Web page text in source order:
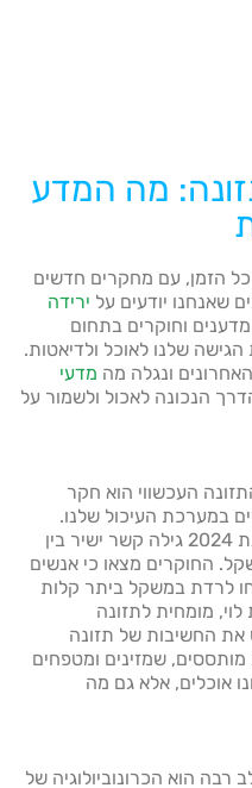
מה המדע
הזמן, עם מחקרים חדשים
שאנחנו יודעים על ירידה
וחוקרים בתחום
שלנו לאוכל ולדיאטות.
ונגלה מה מדעי
הנכונה לאכול ולשמור על
העכשווי הוא חקר
במערכת העיכול שלנו.
מחקר פורץ דרך שפורסם ב-Nature בשנת 2024 גילה קשר ישיר בין
החוקרים מצאו כי אנשים
לרדת במשקל ביתר קלות
מומחית לתזונה
את החשיבות של תזונה
מותססים, שמזינים ומטפחים
אוכלים, אלא גם מה
הוא הכרונוביולוגיה של